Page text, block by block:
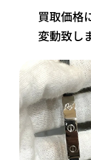
買取価格
変動致し